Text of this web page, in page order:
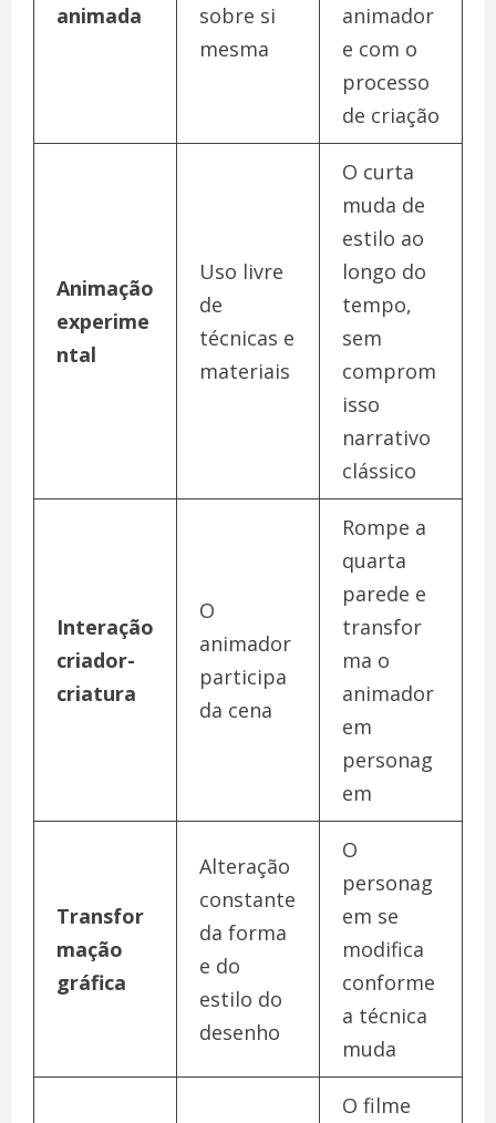
animada
sobre si
mesma
animador
e com o
processo
de criação
Animação
experime
ntal
Uso livre
de
técnicas e
materiais
O curta
muda de
estilo ao
longo do
tempo,
sem
comprom
isso
narrativo
clássico
Interação
criador-
criatura
O
animador
participa
da cena
Rompe a
quarta
parede e
transfor
ma o
animador
em
personag
em
Transfor
mação
gráfica
Alteração
constante
da forma
e do
estilo do
desenho
O
personag
em se
modifica
conforme
a técnica
muda
O filme